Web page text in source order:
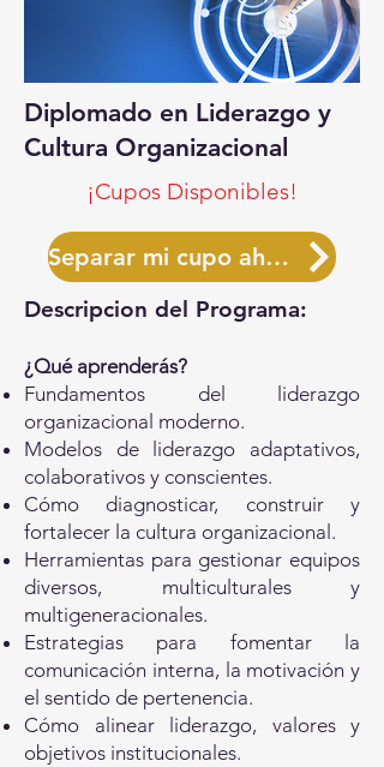
Diplomado en Liderazgo y
Cultura Organizacional
¡Cupos Disponibles!
Separar mi cupo ahora
Descripcion del Programa:
¿Qué aprenderás?
Fundamentos del liderazgo
organizacional moderno.
Modelos de liderazgo adaptativos,
colaborativos y conscientes.
Cómo diagnosticar, construir y
fortalecer la cultura organizacional.
Herramientas para gestionar equipos
diversos, multiculturales y
multigeneracionales.
Estrategias para fomentar la
comunicación interna, la motivación y
el sentido de pertenencia.
Cómo alinear liderazgo, valores y
objetivos institucionales.